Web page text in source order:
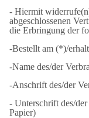
- Hiermit
abgeschlossenen
die Erbringung der
-Bestellt am (*)/
-Name des/der
-Anschrift des/der
- Unterschrift des/
Papier)